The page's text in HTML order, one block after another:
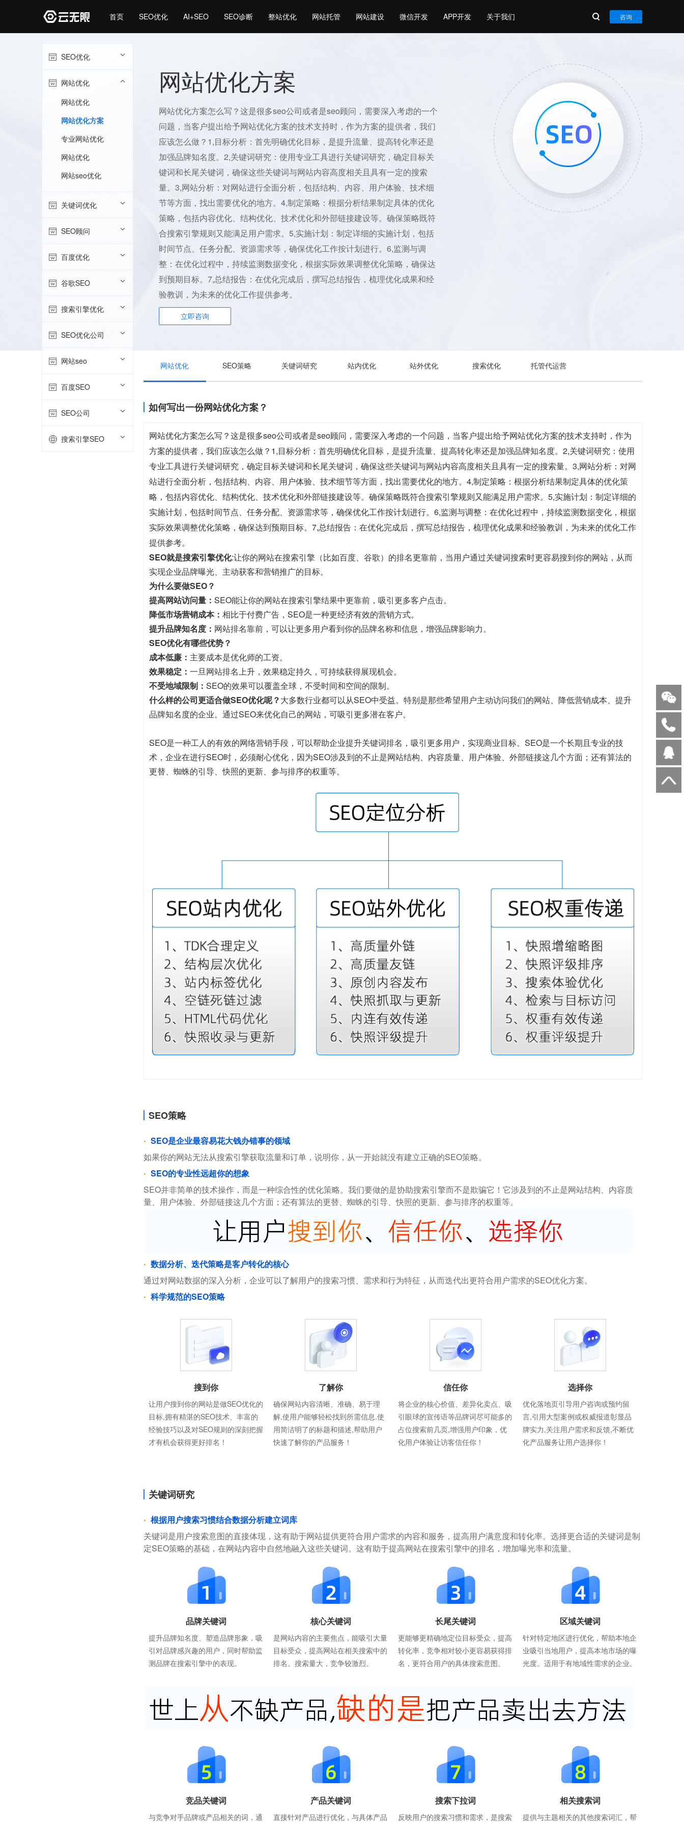
首页 SEO优化 AI+SEO SEO诊断 整站优化 网站托管 网站建设 微信开发 APP开发 关于我们 咨询
网站优化方案
网站优化方案怎么写？这是很多seo公司或者是seo顾问，需要深入考虑的一个
问题，当客户提出给予网站优化方案的技术支持时，作为方案的提供者，我们
应该怎么做？1,目标分析：首先明确优化目标，是提升流量、提高转化率还是
加强品牌知名度。2,关键词研究：使用专业工具进行关键词研究，确定目标关
键词和长尾关键词，确保这些关键词与网站内容高度相关且具有一定的搜索
量。3,网站分析：对网站进行全面分析，包括结构、内容、用户体验、技术细
节等方面，找出需要优化的地方。4,制定策略：根据分析结果制定具体的优化
策略，包括内容优化、结构优化、技术优化和外部链接建设等。确保策略既符
合搜索引擎规则又能满足用户需求。5,实施计划：制定详细的实施计划，包括
时间节点、任务分配、资源需求等，确保优化工作按计划进行。6,监测与调
整：在优化过程中，持续监测数据变化，根据实际效果调整优化策略，确保达
到预期目标。7,总结报告：在优化完成后，撰写总结报告，梳理优化成果和经
验教训，为未来的优化工作提供参考。
立即咨询
SEO优化
网站优化
网站优化
网站优化方案
专业网站优化
网站优化
网站seo优化
关键词优化
SEO顾问
百度优化
谷歌SEO
搜索引擎优化
SEO优化公司
网站seo
百度SEO
SEO公司
搜索引擎SEO
网站优化 SEO策略 关键词研究 站内优化 站外优化 搜索优化 托管代运营
如何写出一份网站优化方案？
网站优化方案怎么写？这是很多seo公司或者是seo顾问，需要深入考虑的一个问题，当客户提出给予网站优化方案的技术支持时，作为
方案的提供者，我们应该怎么做？1,目标分析：首先明确优化目标，是提升流量、提高转化率还是加强品牌知名度。2,关键词研究：使用
专业工具进行关键词研究，确定目标关键词和长尾关键词，确保这些关键词与网站内容高度相关且具有一定的搜索量。3,网站分析：对网
站进行全面分析，包括结构、内容、用户体验、技术细节等方面，找出需要优化的地方。4,制定策略：根据分析结果制定具体的优化策
略，包括内容优化、结构优化、技术优化和外部链接建设等。确保策略既符合搜索引擎规则又能满足用户需求。5,实施计划：制定详细的
实施计划，包括时间节点、任务分配、资源需求等，确保优化工作按计划进行。6,监测与调整：在优化过程中，持续监测数据变化，根据
实际效果调整优化策略，确保达到预期目标。7,总结报告：在优化完成后，撰写总结报告，梳理优化成果和经验教训，为未来的优化工作
提供参考。
SEO就是搜索引擎优化:让你的网站在搜索引擎（比如百度、谷歌）的排名更靠前，当用户通过关键词搜索时更容易搜到你的网站，从而
实现企业品牌曝光、主动获客和营销推广的目标。
为什么要做SEO？
提高网站访问量： SEO能让你的网站在搜索引擎结果中更靠前，吸引更多客户点击。
降低市场营销成本： 相比于付费广告，SEO是一种更经济有效的营销方式。
提升品牌知名度： 网站排名靠前，可以让更多用户看到你的品牌名称和信息，增强品牌影响力。
SEO优化有哪些优势？
成本低廉： 主要成本是优化师的工资。
效果稳定： 一旦网站排名上升，效果稳定持久，可持续获得展现机会。
不受地域限制： SEO的效果可以覆盖全球，不受时间和空间的限制。
什么样的公司更适合做SEO优化呢？大多数行业都可以从SEO中受益。特别是那些希望用户主动访问我们的网站、降低营销成本、提升
品牌知名度的企业。通过SEO来优化自己的网站，可吸引更多潜在客户。
SEO是一种工人的有效的网络营销手段，可以帮助企业提升关键词排名，吸引更多用户，实现商业目标。SEO是一个长期且专业的技
术，企业在进行SEO时，必须耐心优化，因为SEO涉及到的不止是网站结构、内容质量、用户体验、外部链接这几个方面；还有算法的
更替、蜘蛛的引导、快照的更新、参与排序的权重等。
SEO策略
SEO是企业最容易花大钱办错事的领域
如果你的网站无法从搜索引擎获取流量和订单，说明你，从一开始就没有建立正确的SEO策略。
SEO的专业性远超你的想象
SEO并非简单的技术操作，而是一种综合性的优化策略。我们要做的是协助搜索引擎而不是欺骗它！它涉及到的不止是网站结构、内容质
量、用户体验、外部链接这几个方面；还有算法的更替、蜘蛛的引导、快照的更新、参与排序的权重等。
数据分析、迭代策略是客户转化的核心
通过对网站数据的深入分析，企业可以了解用户的搜索习惯、需求和行为特征，从而迭代出更符合用户需求的SEO优化方案。
科学规范的SEO策略
搜到你
让用户搜到你的网站是做SEO优化的
目标,拥有精湛的SEO技术、丰富的
经验技巧以及对SEO规则的深刻把握
才有机会获得更好排名！
了解你
确保网站内容清晰、准确、易于理
解,使用户能够轻松找到所需信息.使
用简洁明了的标题和描述,帮助用户
快速了解你的产品服务！
信任你
将企业的核心价值、差异化卖点、吸
引眼球的宣传语等品牌词尽可能多的
占位搜索前几页,增强用户印象，优
化用户体验让访客信任你！
选择你
优化落地页引导用户咨询或预约留
言,引用大型案例或权威报道彰显品
牌实力,关注用户需求和反馈,不断优
化产品服务让用户选择你！
关键词研究
根据用户搜索习惯结合数据分析建立词库
关键词是用户搜索意图的直接体现，这有助于网站提供更符合用户需求的内容和服务，提高用户满意度和转化率。选择更合适的关键词是制
定SEO策略的基础，在网站内容中自然地融入这些关键词。这有助于提高网站在搜索引擎中的排名，增加曝光率和流量。
品牌关键词
提升品牌知名度、塑造品牌形象，吸
引对品牌感兴趣的用户，同时帮助监
测品牌在搜索引擎中的表现。
核心关键词
是网站内容的主要焦点，能吸引大量
目标受众，提高网站在相关搜索中的
排名。搜索量大，竞争较激烈。
长尾关键词
更能够更精确地定位目标受众，提高
转化率，竞争相对较小更容易获得排
名，更符合用户的具体搜索意图。
区域关键词
针对特定地区进行优化，帮助本地企
业吸引当地用户，提高本地市场的曝
光度。适用于有地域性需求的企业。
竞品关键词
与竞争对手品牌或产品相关的词，通
产品关键词
直接针对产品进行优化，与具体产品
搜索下拉词
反映用户的搜索习惯和需求，是搜索
相关搜索词
提供与主题相关的其他搜索词汇，帮